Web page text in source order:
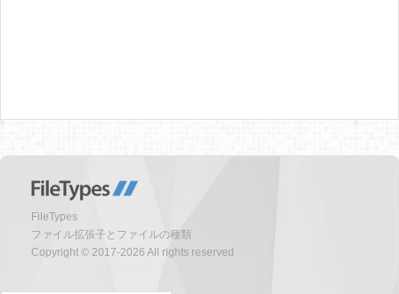
FileTypes
ファイル拡張子とファイルの種類
Copyright © 2017-2026 All rights reserved